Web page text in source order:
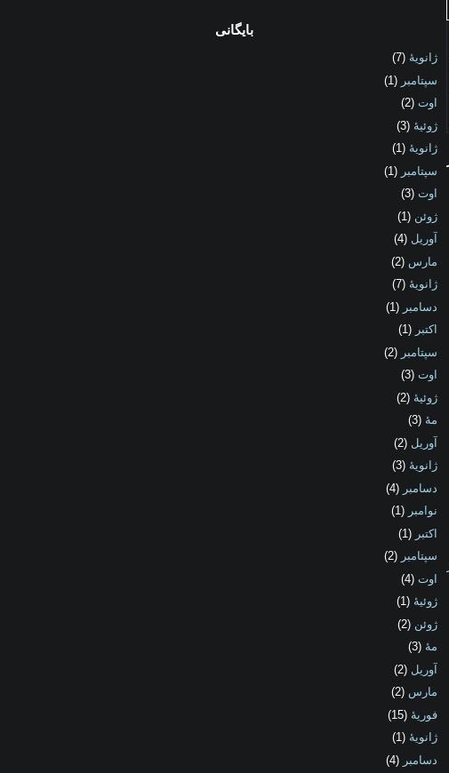
بایگانی
ژانویهٔ (7)
سپتامبر (1)
اوت (2)
ژوئیهٔ (3)
ژانویهٔ (1)
سپتامبر (1)
اوت (3)
ژوئن (1)
آوریل (4)
مارس (2)
ژانویهٔ (7)
دسامبر (1)
اکتبر (1)
سپتامبر (2)
اوت (3)
ژوئیهٔ (2)
مهٔ (3)
آوریل (2)
ژانویهٔ (3)
دسامبر (4)
نوامبر (1)
اکتبر (1)
سپتامبر (2)
اوت (4)
ژوئیهٔ (1)
ژوئن (2)
مهٔ (3)
آوریل (2)
مارس (2)
فوریهٔ (15)
ژانویهٔ (1)
دسامبر (4)